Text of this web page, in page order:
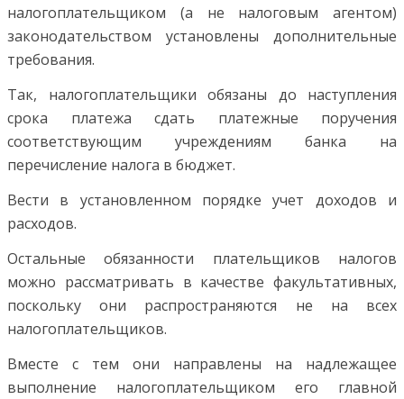
налогоплательщиком (а не налоговым агентом)
законодательством установлены дополнительные
требования.
Так, налогоплательщики обязаны до наступления
срока платежа сдать платежные поручения
соответствующим учреждениям банка на
перечисление налога в бюджет.
Вести в установленном порядке учет доходов и
расходов.
Остальные обязанности плательщиков налогов
можно рассматривать в качестве факультативных,
поскольку они распространяются не на всех
налогоплательщиков.
Вместе с тем они направлены на надлежащее
выполнение налогоплательщиком его главной